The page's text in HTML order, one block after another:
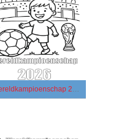
Wereldkampioenschap 2026 gratis eenvoudig